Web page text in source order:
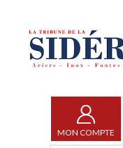
MON COMPTE